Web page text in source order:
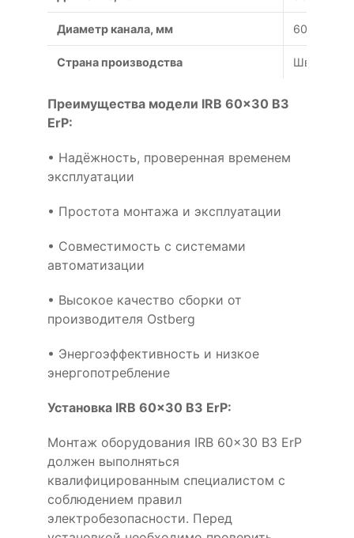
Диаметр канала, мм 600x300
Страна производства Швеция
Преимущества модели IRB 60x30 B3
ErP:
• Надёжность, проверенная временем
эксплуатации
• Простота монтажа и эксплуатации
• Совместимость с системами
автоматизации
• Высокое качество сборки от
производителя Ostberg
• Энергоэффективность и низкое
энергопотребление
Установка IRB 60x30 B3 ErP:
Монтаж оборудования IRB 60x30 B3 ErP
должен выполняться
квалифицированным специалистом с
соблюдением правил
электробезопасности. Перед